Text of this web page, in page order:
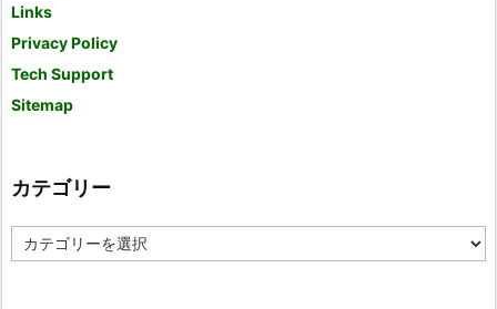
Links
Privacy Policy
Tech Support
Sitemap
カテゴリー
テ